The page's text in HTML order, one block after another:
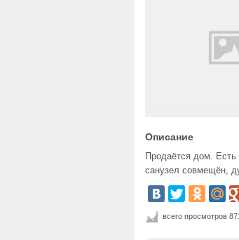
Описание
Продаётся дом. Есть
санузел совмещён,
всего просмотров